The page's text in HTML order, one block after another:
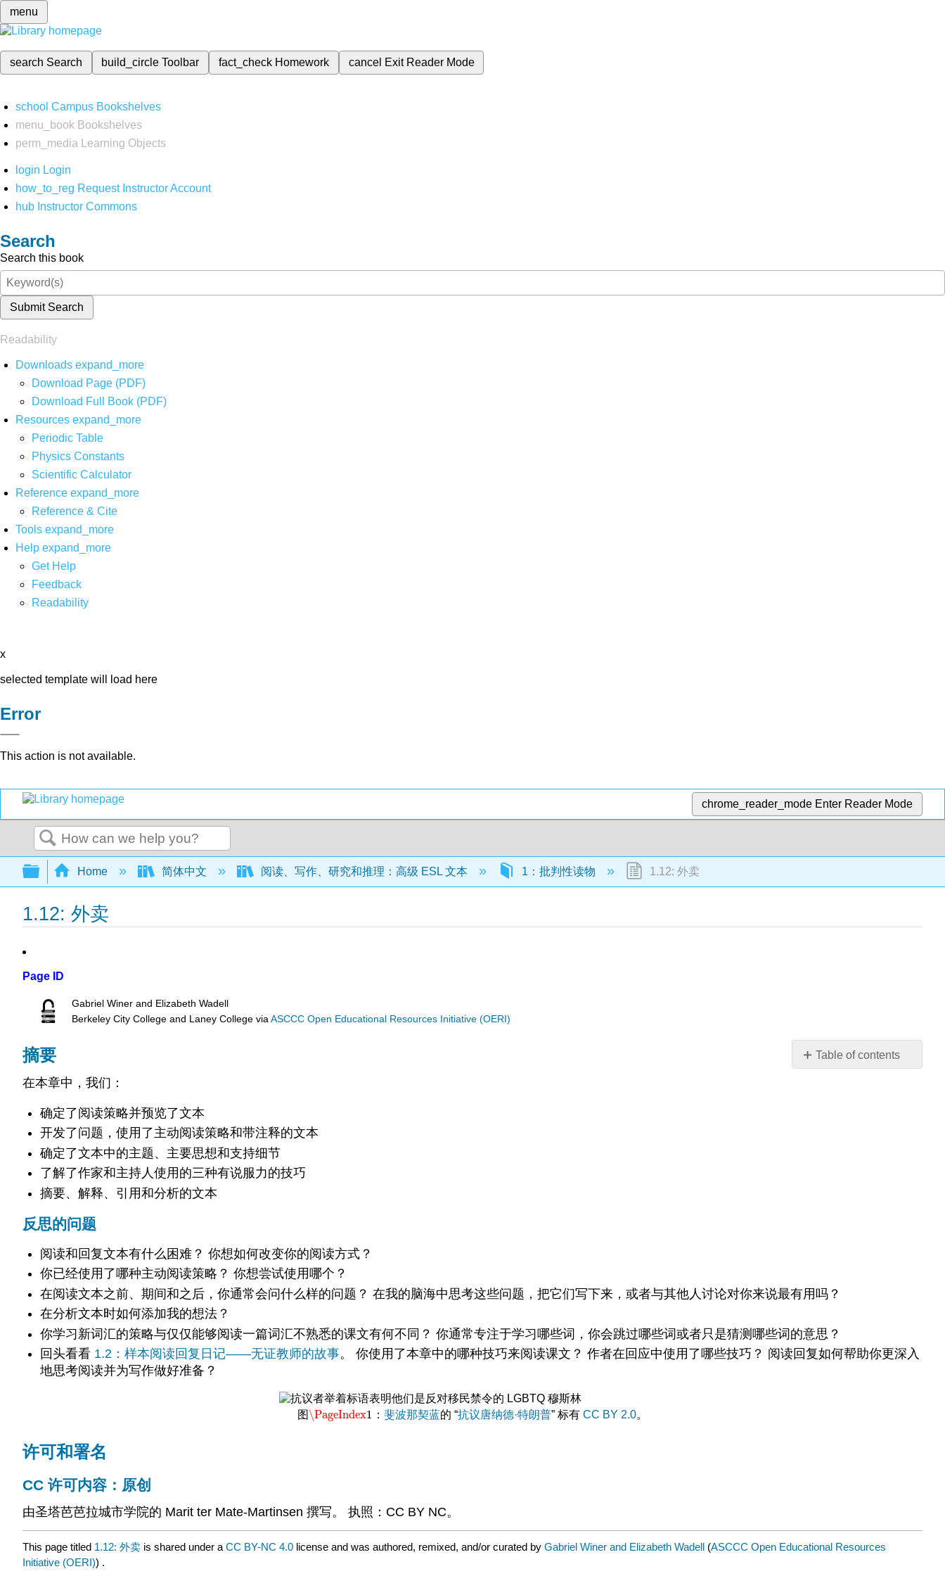
menu
search Search build_circleToolbar fact_check Homework cancel Exit Reader Mode
school Campus Bookshelves
menu_book Bookshelves
perm_media
Learning Objects
login Login
how_to_reg Request Instructor Account
hub Instructor Commons
Search
Search this book
Submit Search
Readability
Downloads expand_more
Download Page (PDF)
Download Full Book (PDF)
Resources expand_more
Periodic Table
Physics Constants
Scientific Calculator
Reference expand_more
Reference & Cite
Tools expand_more
Help expand_more
Get Help
Feedback
Readability
x
selected template will load here
Error
This action is not available.
chrome_reader_mode Enter Reader Mode
Search
Expand/collapse global hierarchy
Home 简体中文 阅读、写作、研究和推理：高级 ESL 文本 1：批判性读物 1.12: 外卖
1.12: 外卖
Page ID
Gabriel Winer and Elizabeth Wadell
Berkeley City College and Laney College viaASCCC Open Educational Resources Initiative (OERI)
Table of contents
许
容：
原
摘要
在本章中，我们：
确定了阅读策略并预览了文本
开发了问题，使用了主动阅读策略和带注释的文本
确定了文本中的主题、主要思想和支持细节
了解了作家和主持人使用的三种有说服力的技巧
摘要、解释、引用和分析的文本
反思的问题
阅读和回复文本有什么困难？ 你想如何改变你的阅读方式？
你已经使用了哪种主动阅读策略？ 你想尝试使用哪个？
在阅读文本之前、期间和之后，你通常会问什么样的问题？ 在我的脑海中思考这些问题，把它们写下来，或者与其他人讨论对你来说最有用吗？
在分析文本时如何添加我的想法？
你学习新词汇的策略与仅仅能够阅读一篇词汇不熟悉的课文有何不同？ 你通常专注于学习哪些词，你会跳过哪些词或者只是猜测哪些词的意思？
回头看看 1.2：样本阅读回复日记——无证教师的故事。 你使用了本章中的哪种技巧来阅读课文？ 作者在回应中使用了哪些技巧？ 阅读回复如何帮助你更深入
地思考阅读并为写作做好准备？
图\PageIndex1
\PageIndex1 ： 斐波那契蓝的 “抗议唐纳德·特朗普” 标有 CC BY 2.0。
许可和署名
CC 许可内容：原创
由圣塔芭芭拉城市学院的 Marit ter Mate-Martinsen 撰写。 执照：CC BY NC。
This page titled 1.12: 外卖 is shared under aCC BY-NC 4.0 license and was authored, remixed, and/or curated by Gabriel Winer and Elizabeth Wadell (ASCCC Open Educational Resources
Initiative (OERI)) .